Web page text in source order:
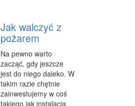
Jak walczyć z
pożarem
Na pewno warto
zacząć, gdy jeszcze
jest do niego daleko. W
takim razie chętnie
zainwestujemy w coś
takiego jak instalacja